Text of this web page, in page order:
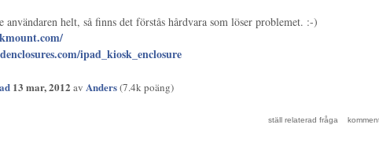
användaren helt, så finns det förstås hårdvara som löser problemet. :-)
ipad_kiosk_enclosure
13 mar, 2012 av Anders(7.4kpoäng)